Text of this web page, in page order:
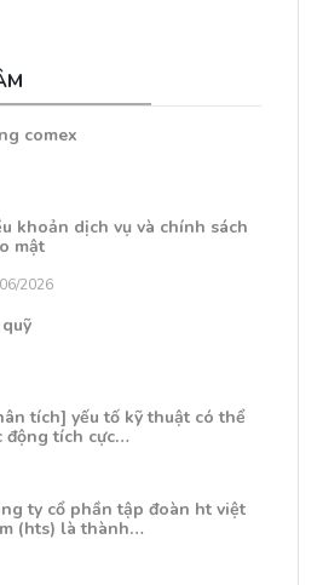
comex
khoản dịch vụ và chính sách
mật
2026
quỹ
tích] yếu tố kỹ thuật có thể
động tích cực…
ty cổ phần tập đoàn ht việt
(hts) là thành…